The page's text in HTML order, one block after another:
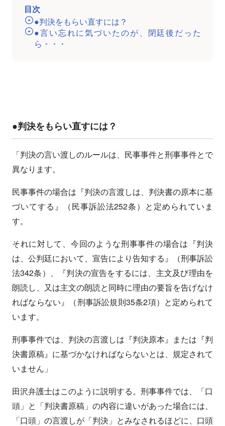
目次
●判決をもらい直すには？
●言い忘れに気づいたのが、閉廷後だった
ら・・・
●判決をもらい直すには？
「判決の言い渡しのルールは、民事事件と刑事事件とで
異なります。
民事事件の場合は『判決の言渡しは、判決書の原本に基
づいてする』（民事訴訟法252条）と定められていま
す。
それに対して、今回のような刑事事件の場合は『判決
は、公判廷において、宣告により告知する』（刑事訴訟
法342条）、『判決の宣告をするには、主文及び理由を
朗読し、又は主文の朗読と同時に理由の要旨を告げなけ
ればならない』（刑事訴訟規則35条2項）と定められて
います。
刑事事件では、判決の言渡しは『判決原本』または『判
決書原稿』に基づかなければならないとは、規定されて
いません」
田沢弁護士はこのように説明する。刑事事件では、「口
頭」と「判決書原稿」の内容に違いがあった場合には、
「口頭」の言渡しが「判決」とみなされるほどに、口頭